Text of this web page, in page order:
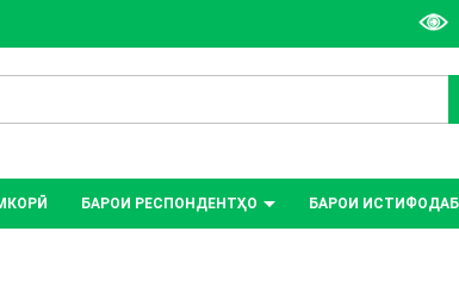
БАРОИ РЕСПОНДЕНТҲО БАРОИ